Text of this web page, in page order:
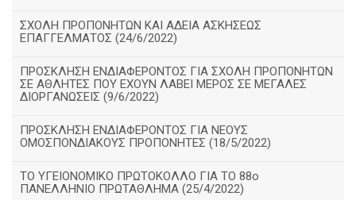
ΣΧΟΛΗ ΠΡΟΠΟΝΗΤΩΝ ΚΑΙ ΑΔΕΙΑ ΑΣΚΗΣΕΩΣ
ΕΠΑΓΓΕΛΜΑΤΟΣ (24/6/2022)
ΠΡΟΣΚΛΗΣΗ ΕΝΔΙΑΦΕΡΟΝΤΟΣ ΓΙΑ ΣΧΟΛΗ ΠΡΟΠΟΝΗΤΩΝ
ΣΕ ΑΘΛΗΤΕΣ ΠΟΥ ΕΧΟΥΝ ΛΑΒΕΙ ΜΕΡΟΣ ΣΕ ΜΕΓΑΛΕΣ
ΔΙΟΡΓΑΝΩΣΕΙΣ (9/6/2022)
ΠΡΟΣΚΛΗΣΗ ΕΝΔΙΑΦΕΡΟΝΤΟΣ ΓΙΑ ΝΕΟΥΣ
ΟΜΟΣΠΟΝΔΙΑΚΟΥΣ ΠΡΟΠΟΝΗΤΕΣ (18/5/2022)
ΤΟ ΥΓΕΙΟΝΟΜΙΚΟ ΠΡΩΤΟΚΟΛΛΟ ΓΙΑ ΤΟ 88ο
ΠΑΝΕΛΛΗΝΙΟ ΠΡΩΤΑΘΛΗΜΑ (25/4/2022)